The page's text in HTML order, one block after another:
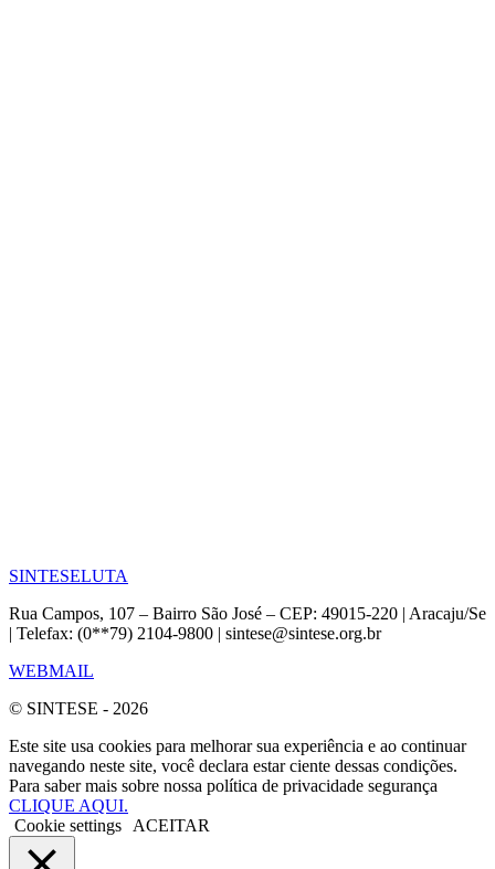
SINTESELUTA
Rua Campos, 107 – Bairro São José – CEP: 49015-220 | Aracaju/Se
| Telefax: (0**79) 2104-9800 | sintese@sintese.org.br
WEBMAIL
© SINTESE - 2026
Este site usa cookies para melhorar sua experiência e ao continuar
navegando neste site, você declara estar ciente dessas condições.
Para saber mais sobre nossa política de privacidade segurança
CLIQUE AQUI.
Cookie settings
ACEITAR